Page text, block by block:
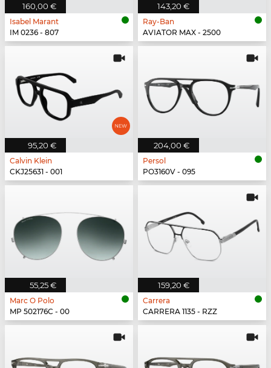
160,00 €
Isabel Marant
IM 0236 - 807
143,20 €
Ray-Ban
AVIATOR MAX - 2500
95,20 €
Calvin Klein
CKJ25631 - 001
204,00 €
Persol
PO3160V - 095
55,25 €
Marc O Polo
MP 502176C - 00
159,20 €
Carrera
CARRERA 1135 - RZZ